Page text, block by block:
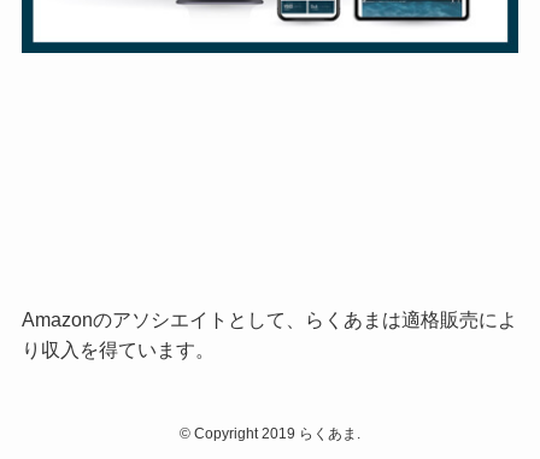
Amazonのアソシエイトとして、らくあまは適格販売によ
り収入を得ています。
© Copyright 2019 らくあま.